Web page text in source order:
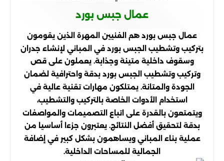
عمال جبس بورد
عمال جبس بورد هم الفنيين المهرة الذين يقومون
بتركيب وتشطيب الجبس بورد في المباني لإنشاء جدران
وسقوف داخلية متينة وجذابة. يعملون على قص
وتركيب وتشطيب الجبس بورد بدقة واحترافية لضمان
الجودة والمتانة. يمتلكون مهارات تقنية عالية في
استخدام الأدوات الخاصة بالتركيب والتشطيب،
ويتمتعون بالقدرة على اتباع التصميمات والمواصفات
بدقة لتحقيق أفضل النتائج. يعتبرون جزءا أساسيا من
عملية بناء المباني ويساهمون بشكل كبير في إضافة
الجمالية للمساحات الداخلية.